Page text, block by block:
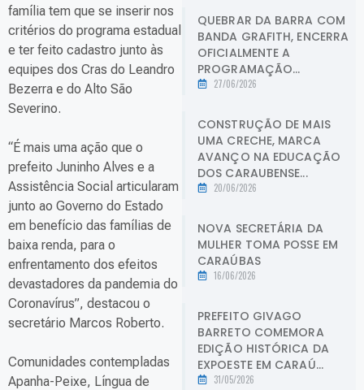
família tem que se inserir nos
critérios do programa estadual
e ter feito cadastro junto às
equipes dos Cras do Leandro
Bezerra e do Alto São
Severino.
“É mais uma ação que o
prefeito Juninho Alves e a
Assistência Social articularam
junto ao Governo do Estado
em benefício das famílias de
baixa renda, para o
enfrentamento dos efeitos
devastadores da pandemia do
Coronavírus”, destacou o
secretário Marcos Roberto.
Comunidades contempladas
Apanha-Peixe, Língua de
QUEBRAR DA BARRA COM
BANDA GRAFITH, ENCERRA
OFICIALMENTE A
PROGRAMAÇÃO...
27/06/2026
CONSTRUÇÃO DE MAIS
UMA CRECHE, MARCA
AVANÇO NA EDUCAÇÃO
DOS CARAUBENSE...
20/06/2026
NOVA SECRETÁRIA DA
MULHER TOMA POSSE EM
CARAÚBAS
16/06/2026
PREFEITO GIVAGO
BARRETO COMEMORA
EDIÇÃO HISTÓRICA DA
EXPOESTE EM CARAÚ...
31/05/2026